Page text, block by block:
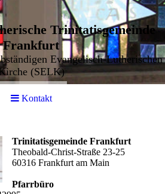
Trinitatisgemeinde
Frankfurt
Evangelisch-Lutherischen
(SELK)
Kontakt
Trinitatisgemeinde Frankfurt
Theobald-Christ-Straße 23-25
60316 Frankfurt am Main
Pfarrbüro